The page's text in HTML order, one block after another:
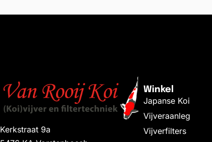
Kerkstraat 9a
Winkel
Japanse Koi
Vijveraanleg
Vijverfilters